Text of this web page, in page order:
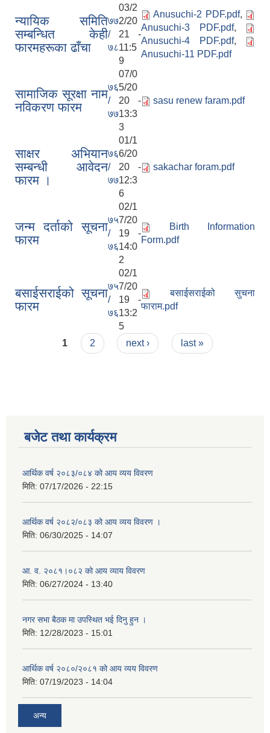
न्यायिक समिति
सम्बन्धित केही
फारमहरूका ढाँचा
७७
/
७८
03/2
2/20
21 -
11:5
9
Anusuchi-2 PDF.pdf,
Anusuchi-3 PDF.pdf,
Anusuchi-4 PDF.pdf,
Anusuchi-11 PDF.pdf
सामाजिक सूरक्षा नाम
नविकरण फारम
७६
/
७७
07/0
5/20
20 -
13:3
3
sasu renew faram.pdf
साक्षर अभियान
सम्बन्धी आवेदन
फारम ।
७६
/
७७
01/1
6/20
20 -
12:3
6
sakachar foram.pdf
जन्म दर्ताको सूचना
फारम
७५
/
७६
02/1
7/20
19 -
14:0
2
Birth Information
Form.pdf
बसाईसराईको सूचना
फारम
७५
/
७६
02/1
7/20
19 -
13:2
5
बसाईसराईको सुचना
फाराम.pdf
Pages
1 2 next › last »
बजेट तथा कार्यक्रम
आर्थिक वर्ष २०८३/०८४ को आय व्यय विवरण
मिति: 07/17/2026 - 22:15
आर्थिक वर्ष २०८२/०८३ को आय व्यय विवरण ।
मिति: 06/30/2025 - 14:07
आ. व. २०८१।०८२ को आय व्याय विवरण
मिति: 06/27/2024 - 13:40
नगर सभा बैठक मा उपस्थित भई दिनु हुन ।
मिति: 12/28/2023 - 15:01
आर्थिक वर्ष २०८०/२०८१ को आय व्यय विवरण
मिति: 07/19/2023 - 14:04
अन्य